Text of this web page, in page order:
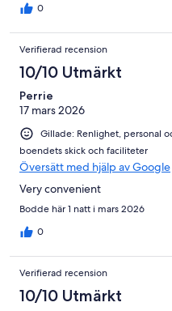
0
Verifierad recension
10/10 Utmärkt
Perrie
17 mars 2026
Gillade: Renlighet, personal
boendets skick och faciliteter
Översätt med hjälp av Google
Very convenient
Bodde här 1 natt i mars 2026
0
Verifierad recension
10/10 Utmärkt